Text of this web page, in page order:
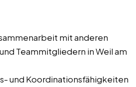
mit anderen
Teammitgliedern in Weil am
und Koordinationsfähigkeiten